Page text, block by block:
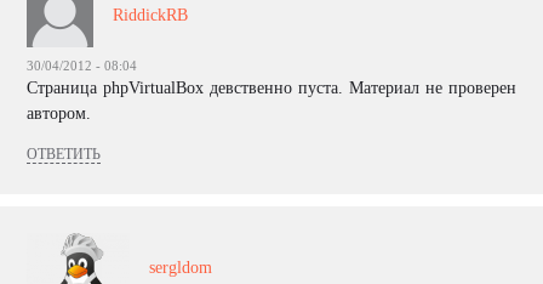
RiddickRB
30/04/2012 - 08:04
Страница phpVirtualBox девственно пуста. Материал не проверен
автором.
ОТВЕТИТЬ
sergldom